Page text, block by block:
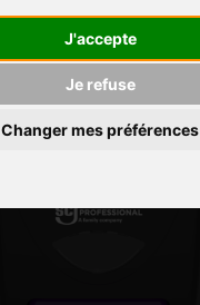
J'accepte
Je refuse
Changer mes préférences